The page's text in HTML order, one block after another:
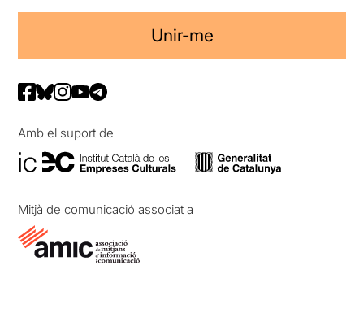
Unir-me
Amb el suport de
Mitjà de comunicació associat a